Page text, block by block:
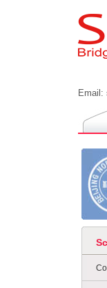
Email: